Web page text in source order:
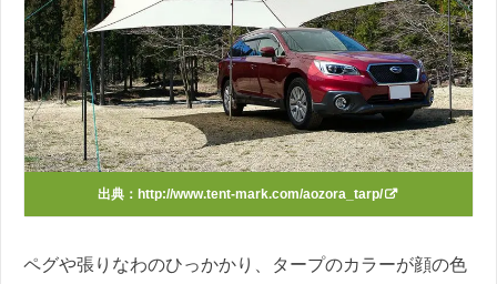
出典： http://www.tent-mark.com/aozora_tarp/
ペグや張りなわのひっかかり、タープのカラーが顔の色